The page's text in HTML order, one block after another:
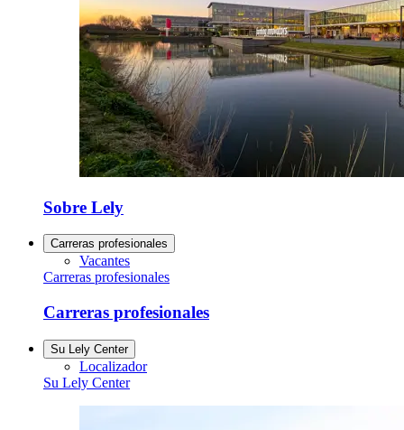
Sobre Lely
Carreras profesionales
Vacantes
Carreras profesionales
Carreras profesionales
Su Lely Center
Localizador
Su Lely Center